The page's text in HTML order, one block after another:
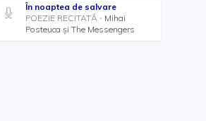
În noaptea de salvare
POEZIE RECITATĂ
Mihai
Posteuca și The Messengers